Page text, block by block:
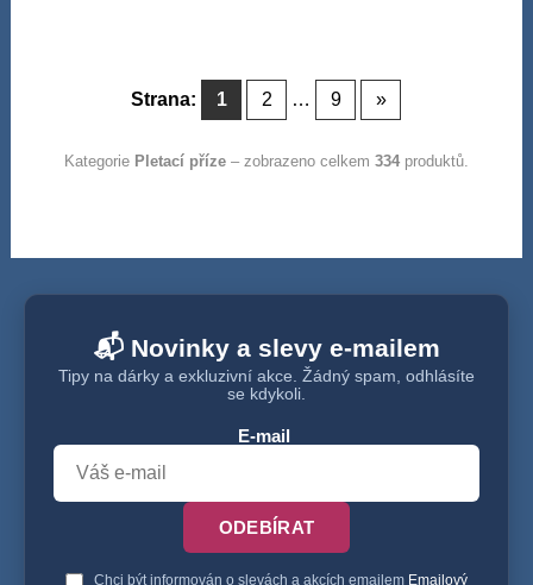
Strana: 1 2 … 9 »
Kategorie Pletací příze– zobrazeno celkem 334produktů.
📬 Novinky a slevy e-mailem
Tipy na dárky a exkluzivní akce. Žádný spam, odhlásíte
se kdykoli.
E-mail
ODEBÍRAT
Chci být informován o slevách a akcích emailem Emailový